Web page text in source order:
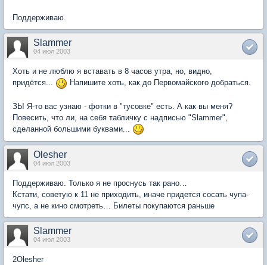
Поддерживаю.
Slammer
04 июл 2003
Хоть и не люблю я вставать в 8 часов утра, но, видно,
придётся...
Напишите хоть, как до Первомайского добраться.
ЗЫ Я-то вас узнаю - фотки в "тусовке" есть. А как вы меня?
Повесить, что ли, на себя табличку с надписью "Slammer",
сделанной большими буквами...
Olesher
04 июл 2003
Поддерживаю. Только я не проснусь так рано…
Кстати, советую к 11 не приходить, иначе придется сосать чупа-
чупс, а не кино смотреть… Билеты покупаются раньше
Slammer
04 июл 2003
2Olesher